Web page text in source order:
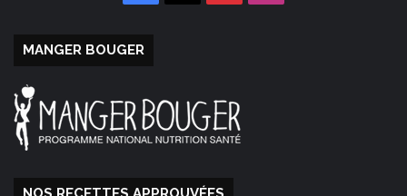
MANGER BOUGER